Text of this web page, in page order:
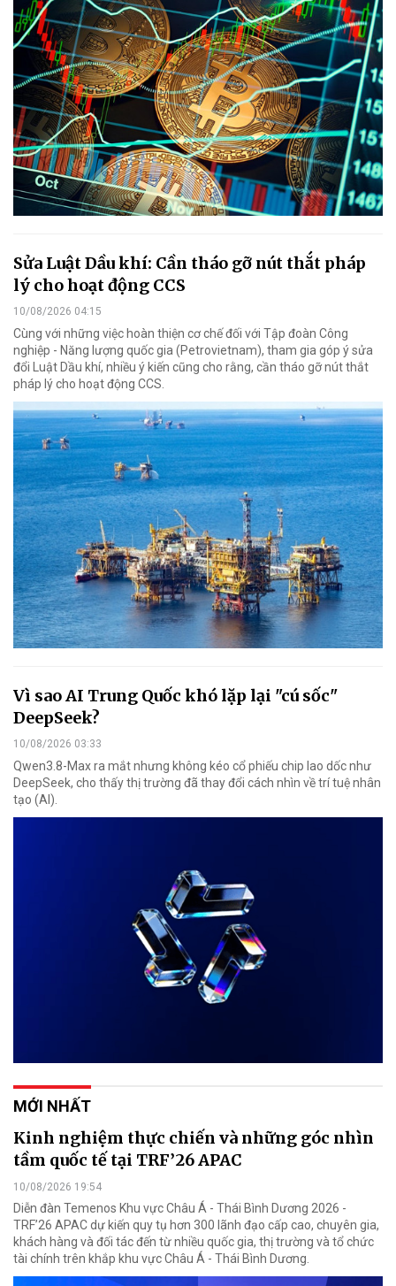
Sửa Luật Dầu khí: Cần tháo gỡ nút thắt pháp
lý cho hoạt động CCS
10/08/2026 04:15
Cùng với những việc hoàn thiện cơ chế đối với Tập đoàn Công
nghiệp - Năng lượng quốc gia (Petrovietnam), tham gia góp ý sửa
đổi Luật Dầu khí, nhiều ý kiến cũng cho rằng, cần tháo gỡ nút thắt
pháp lý cho hoạt động CCS.
Vì sao AI Trung Quốc khó lặp lại "cú sốc"
DeepSeek?
10/08/2026 03:33
Qwen3.8-Max ra mắt nhưng không kéo cổ phiếu chip lao dốc như
DeepSeek, cho thấy thị trường đã thay đổi cách nhìn về trí tuệ nhân
tạo (AI).
MỚI NHẤT
Kinh nghiệm thực chiến và những góc nhìn
tầm quốc tế tại TRF’26 APAC
10/08/2026 19:54
Diễn đàn Temenos Khu vực Châu Á - Thái Bình Dương 2026 -
TRF’26 APAC dự kiến quy tụ hơn 300 lãnh đạo cấp cao, chuyên gia,
khách hàng và đối tác đến từ nhiều quốc gia, thị trường và tổ chức
tài chính trên khắp khu vực Châu Á - Thái Bình Dương.